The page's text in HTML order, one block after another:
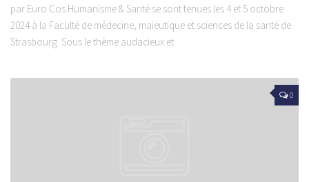
par Euro Cos Humanisme & Santé se sont tenues les 4 et 5 octobre
2024 à la Faculté de médecine, maïeutique et sciences de la santé de
Strasbourg. Sous le thème audacieux et...
0